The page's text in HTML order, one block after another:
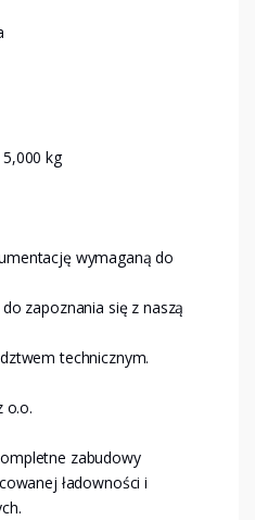
kg
wymaganą do
zapoznania się z naszą
technicznym.
o.o.
zabudowy
ładowności i